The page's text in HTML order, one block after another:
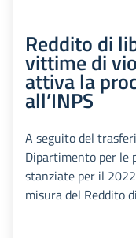
Reddito di
vittime di
attiva la
all’INPS
A seguito del
Dipartimento per le
stanziate per il
misura del Reddito